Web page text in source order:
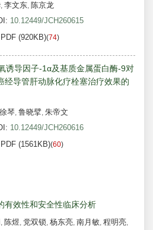
, 李文东, 陈京龙
10.12449/JCH260615
PDF (920KB)(74)
诱导因子-1α及基质金属蛋白酶-9对
经导管肝动脉化疗栓塞治疗效果的
徐琴, 鲁晓擘, 朱帝文
10.12449/JCH260616
PDF (1561KB)(60)
有效性和安全性临床分析
, 陈煜, 党双锁, 杨东亮, 南月敏, 程明亮,